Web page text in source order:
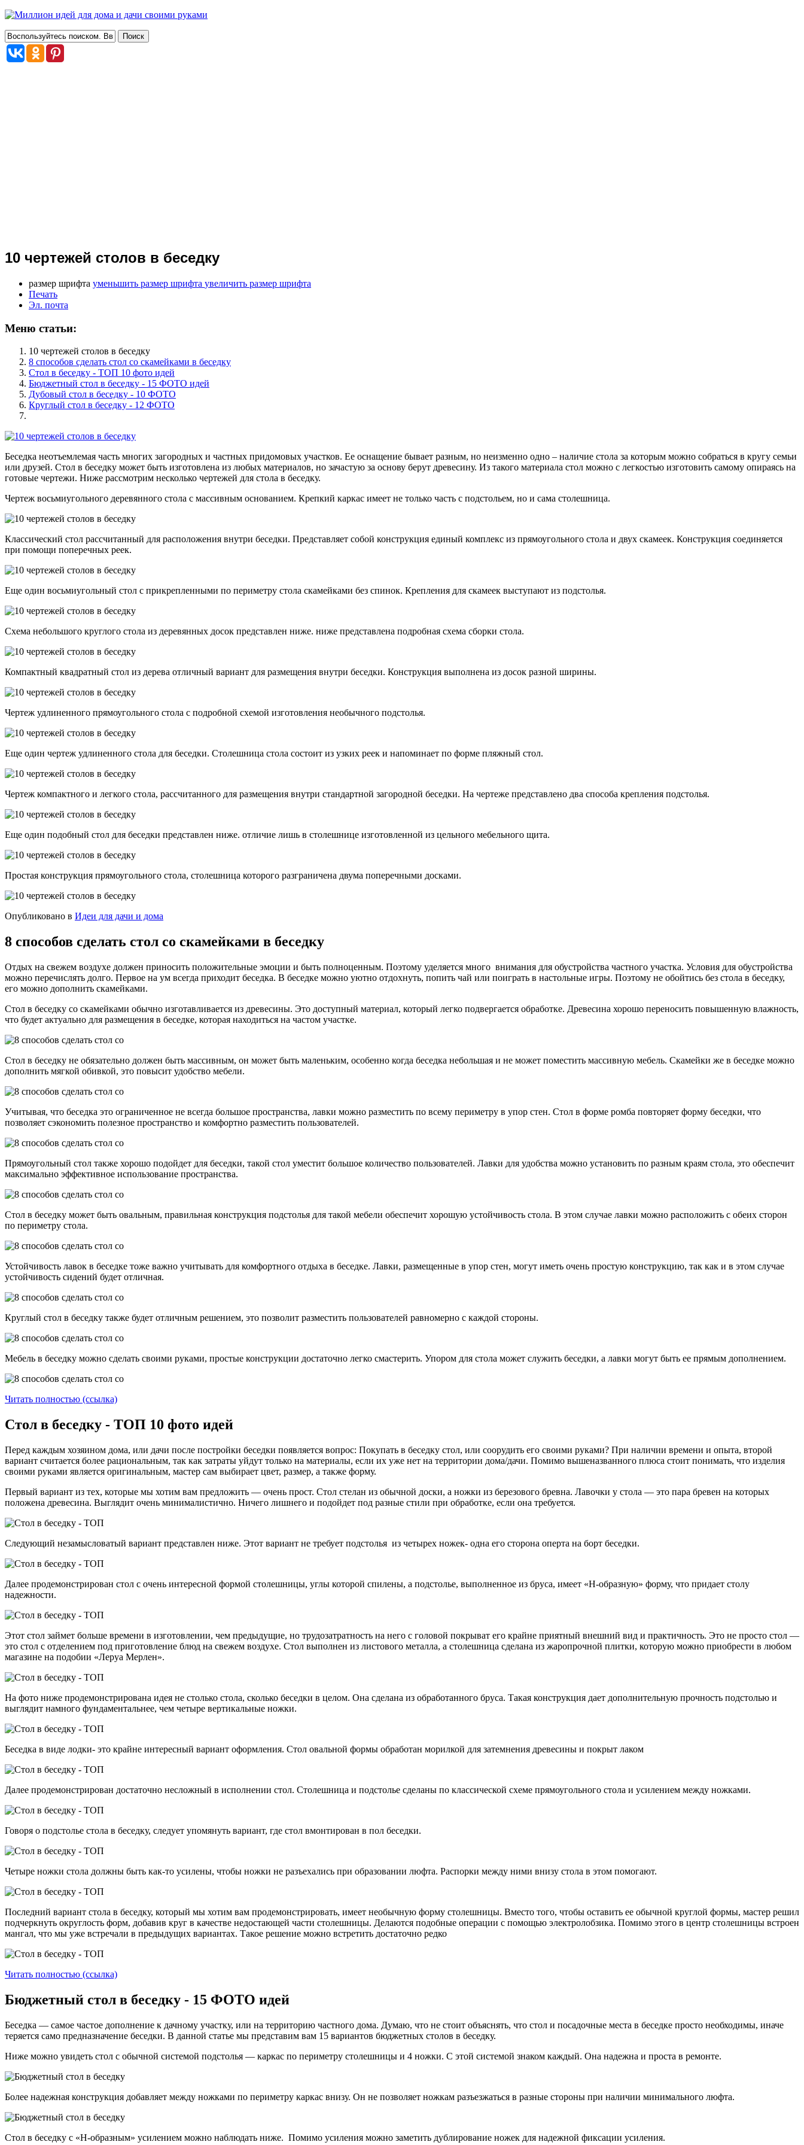
10 чертежей столов в беседку
размер шрифта уменьшить размер шрифта увеличить размер шрифта
Печать
Эл. почта
Меню статьи:
10 чертежей столов в беседку
8 способов сделать стол со скамейками в беседку
Стол в беседку - ТОП 10 фото идей
Бюджетный стол в беседку - 15 ФОТО идей
Дубовый стол в беседку - 10 ФОТО
Круглый стол в беседку - 12 ФОТО
Беседка неотъемлемая часть многих загородных и частных придомовых участков. Ее оснащение бывает разным, но неизменно одно – наличие стола за которым можно собраться в кругу семьи
или друзей. Стол в беседку может быть изготовлена из любых материалов, но зачастую за основу берут древесину. Из такого материала стол можно с легкостью изготовить самому опираясь на
готовые чертежи. Ниже рассмотрим несколько чертежей для стола в беседку.
Чертеж восьмиугольного деревянного стола с массивным основанием. Крепкий каркас имеет не только часть с подстольем, но и сама столешница.
Классический стол рассчитанный для расположения внутри беседки. Представляет собой конструкция единый комплекс из прямоугольного стола и двух скамеек. Конструкция соединяется
при помощи поперечных реек.
Еще один восьмиугольный стол с прикрепленными по периметру стола скамейками без спинок. Крепления для скамеек выступают из подстолья.
Схема небольшого круглого стола из деревянных досок представлен ниже. ниже представлена подробная схема сборки стола.
Компактный квадратный стол из дерева отличный вариант для размещения внутри беседки. Конструкция выполнена из досок разной ширины.
Чертеж удлиненного прямоугольного стола с подробной схемой изготовления необычного подстолья.
Еще один чертеж удлиненного стола для беседки. Столешница стола состоит из узких реек и напоминает по форме пляжный стол.
Чертеж компактного и легкого стола, рассчитанного для размещения внутри стандартной загородной беседки. На чертеже представлено два способа крепления подстолья.
Еще один подобный стол для беседки представлен ниже. отличие лишь в столешнице изготовленной из цельного мебельного щита.
Простая конструкция прямоугольного стола, столешница которого разграничена двума поперечными досками.
Опубликовано в Идеи для дачи и дома
8 способов сделать стол со скамейками в беседку
Отдых на свежем воздухе должен приносить положительные эмоции и быть полноценным. Поэтому уделяется много внимания для обустройства частного участка. Условия для обустройства
можно перечислять долго. Первое на ум всегда приходит беседка. В беседке можно уютно отдохнуть, попить чай или поиграть в настольные игры. Поэтому не обойтись без стола в беседку,
его можно дополнить скамейками.
Стол в беседку со скамейками обычно изготавливается из древесины. Это доступный материал, который легко подвергается обработке. Древесина хорошо переносить повышенную влажность,
что будет актуально для размещения в беседке, которая находиться на частом участке.
Стол в беседку не обязательно должен быть массивным, он может быть маленьким, особенно когда беседка небольшая и не может поместить массивную мебель. Скамейки же в беседке можно
дополнить мягкой обивкой, это повысит удобство мебели.
Учитывая, что беседка это ограниченное не всегда большое пространства, лавки можно разместить по всему периметру в упор стен. Стол в форме ромба повторяет форму беседки, что
позволяет сэкономить полезное пространство и комфортно разместить пользователей.
Прямоугольный стол также хорошо подойдет для беседки, такой стол уместит большое количество пользователей. Лавки для удобства можно установить по разным краям стола, это обеспечит
максимально эффективное использование пространства.
Стол в беседку может быть овальным, правильная конструкция подстолья для такой мебели обеспечит хорошую устойчивость стола. В этом случае лавки можно расположить с обеих сторон
по периметру стола.
Устойчивость лавок в беседке тоже важно учитывать для комфортного отдыха в беседке. Лавки, размещенные в упор стен, могут иметь очень простую конструкцию, так как и в этом случае
устойчивость сидений будет отличная.
Круглый стол в беседку также будет отличным решением, это позволит разместить пользователей равномерно с каждой стороны.
Мебель в беседку можно сделать своими руками, простые конструкции достаточно легко смастерить. Упором для стола может служить беседки, а лавки могут быть ее прямым дополнением.
Читать полностью (ссылка)
Стол в беседку - ТОП 10 фото идей
Перед каждым хозяином дома, или дачи после постройки беседки появляется вопрос: Покупать в беседку стол, или соорудить его своими руками? При наличии времени и опыта, второй
вариант считается более рациональным, так как затраты уйдут только на материалы, если их уже нет на территории дома/дачи. Помимо вышеназванного плюса стоит понимать, что изделия
своими руками является оригинальным, мастер сам выбирает цвет, размер, а также форму.
Первый вариант из тех, которые мы хотим вам предложить — очень прост. Стол стелан из обычной доски, а ножки из березового бревна. Лавочки у стола — это пара бревен на которых
положена древесина. Выглядит очень минималистично. Ничего лишнего и подойдет под разные стили при обработке, если она требуется.
Следующий незамысловатый вариант представлен ниже. Этот вариант не требует подстолья из четырех ножек- одна его сторона оперта на борт беседки.
Далее продемонстрирован стол с очень интересной формой столешницы, углы которой спилены, а подстолье, выполненное из бруса, имеет «Н-образную» форму, что придает столу
надежности.
Этот стол займет больше времени в изготовлении, чем предыдущие, но трудозатратность на него с головой покрыват его крайне приятный внешний вид и практичность. Это не просто стол —
это стол с отделением под приготовление блюд на свежем воздухе. Стол выполнен из листового металла, а столешница сделана из жаропрочной плитки, которую можно приобрести в любом
магазине на подобии «Леруа Мерлен».
На фото ниже продемонстрирована идея не столько стола, сколько беседки в целом. Она сделана из обработанного бруса. Такая конструкция дает дополнительную прочность подстолью и
выглядит намного фундаментальнее, чем четыре вертикальные ножки.
Беседка в виде лодки- это крайне интересный вариант оформления. Стол овальной формы обработан морилкой для затемнения древесины и покрыт лаком
Далее продемонстрирован достаточно несложный в исполнении стол. Столешница и подстолье сделаны по классической схеме прямоугольного стола и усилением между ножками.
Говоря о подстолье стола в беседку, следует упомянуть вариант, где стол вмонтирован в пол беседки.
Четыре ножки стола должны быть как-то усилены, чтобы ножки не разъехались при образовании люфта. Распорки между ними внизу стола в этом помогают.
Последний вариант стола в беседку, который мы хотим вам продемонстрировать, имеет необычную форму столешницы. Вместо того, чтобы оставить ее обычной круглой формы, мастер решил
подчеркнуть округлость форм, добавив круг в качестве недостающей части столешницы. Делаются подобные операции с помощью электролобзика. Помимо этого в центр столешницы встроен
мангал, что мы уже встречали в предыдущих вариантах. Такое решение можно встретить достаточно редко
Читать полностью (ссылка)
Бюджетный стол в беседку - 15 ФОТО идей
Беседка — самое частое дополнение к дачному участку, или на территорию частного дома. Думаю, что не стоит объяснять, что стол и посадочные места в беседке просто необходимы, иначе
теряется само предназначение беседки. В данной статье мы представим вам 15 вариантов бюджетных столов в беседку.
Ниже можно увидеть стол с обычной системой подстолья — каркас по периметру столешницы и 4 ножки. С этой системой знаком каждый. Она надежна и проста в ремонте.
Более надежная конструкция добавляет между ножками по периметру каркас внизу. Он не позволяет ножкам разъезжаться в разные стороны при наличии минимального люфта.
Стол в беседку с «Н-образным» усилением можно наблюдать ниже. Помимо усиления можно заметить дублирование ножек для надежной фиксации усиления.